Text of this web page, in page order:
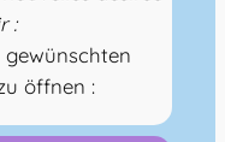
:
gewünschten
öffnen :